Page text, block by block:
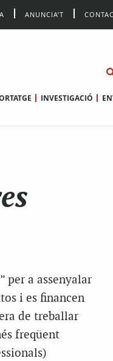
ANUNCIA’T
INVESTIGACIÓ
per a assenyalar
i es financen
de treballar
freqüent